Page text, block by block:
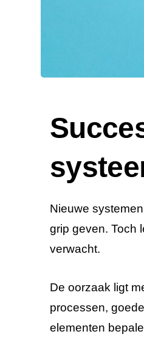
Nieuwe
grip geven. Toch
verwacht.
De oorzaak ligt
processen,
elementen